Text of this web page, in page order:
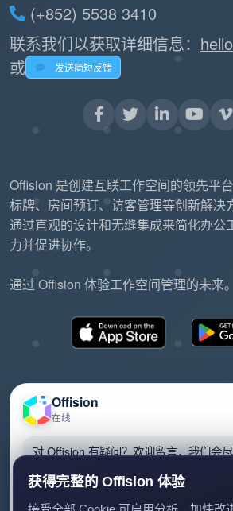
(+852) 5538 3410
联系我们以获取详细信息：
或
发送简短反馈
Offision 是创建互联工作空间的领先平
标牌、房间预订、访客管理等创新解决
通过直观的设计和无缝集成来简化办公
力并促进协作。
通过 Offision 体验工作空间管理的未来。
©2026 ONES Software Ltd. All
隐私政策服务条款
Offision
在线
对 Offision 有疑问？欢迎留言，我们会
获得完整的 Offision 体验